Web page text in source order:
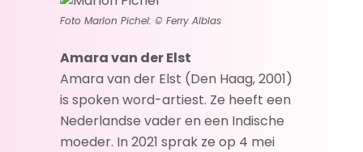
Foto Marlon Pichel: © Ferry Alblas
Amara van der Elst
Amara van der Elst (Den Haag, 2001)
is spoken word-artiest. Ze heeft een
Nederlandse vader en een Indische
moeder. In 2021 sprak ze op 4 mei